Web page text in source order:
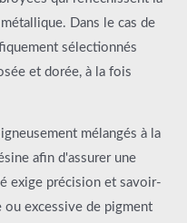
Dans le cas de
sélectionnés
et dorée, à la fois
mélangés à la
afin d'assurer une
exige précision et savoir-
ou excessive de pigment